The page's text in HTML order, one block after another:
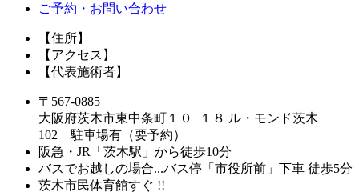
ご予約・お問い合わせ
【住所】
【アクセス】
【代表施術者】
〒567-0885
大阪府茨木市東中条町１０−１８ ル・モンド茨木
102 駐車場有（要予約）
阪急・JR「茨木駅」から徒歩10分
バスでお越しの場合...バス停「市役所前」下車 徒歩5分
茨木市民体育館すぐ !!